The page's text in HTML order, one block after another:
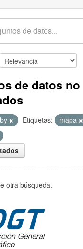
de datos no
Etiquetas: mapa
otra búsqueda.